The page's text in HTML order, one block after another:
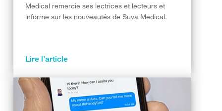
Medical remercie ses lectrices et lecteurs et
informe sur les nouveautés de Suva Medical.
Lire l’article